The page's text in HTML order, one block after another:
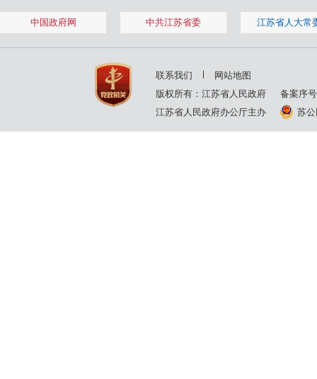
中国政府网 中共江苏省委 江苏省人大常
联系我们
网站地图
版权所有：江苏省人民政府
备案序
江苏省人民政府办公厅主办
苏